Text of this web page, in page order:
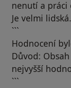
nenutí a práci
Je velmi lidská.
```
Hodnocení
Důvod:
nejvyšší
```